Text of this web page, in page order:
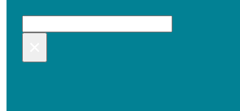
Pesquisar